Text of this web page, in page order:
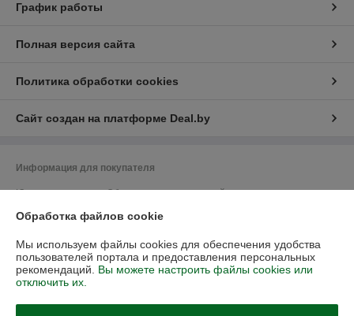
График работы
Полная версия сайта
Политика обработки cookies
Сайт создан на платформе Deal.by
Информация для покупателя
Юридическое лицо:Общество с ограниченной ответственностью
г.Минск, ул.Чернышевского 10А, каб.104
Регистрационный номер ЕГР: 193458078
УНП: 193458078
Обработка файлов cookie
Мы используем файлы cookies для обеспечения удобства
пользователей портала и предоставления персональных
рекомендаций. Вы можете настроить файлы cookies или
отключить их.